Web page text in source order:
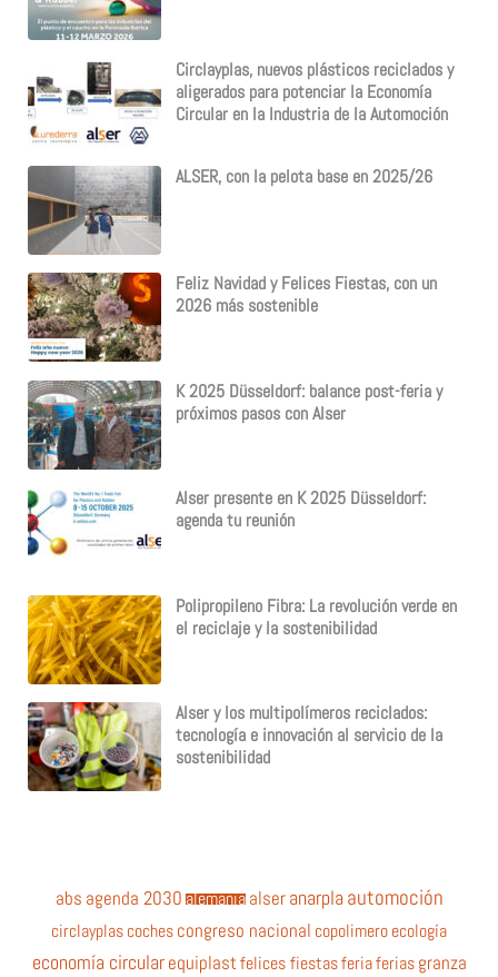
Circlayplas, nuevos plásticos reciclados y
aligerados para potenciar la Economía
Circular en la Industria de la Automoción
ALSER, con la pelota base en 2025/26
Feliz Navidad y Felices Fiestas, con un
2026 más sostenible
K 2025 Düsseldorf: balance post-feria y
próximos pasos con Alser
Alser presente en K 2025 Düsseldorf:
agenda tu reunión
Polipropileno Fibra: La revolución verde en
el reciclaje y la sostenibilidad
Alser y los multipolímeros reciclados:
tecnología e innovación al servicio de la
sostenibilidad
abs agenda 2030alemania alser anarpla automoción
circlayplascochescongreso nacional copolimeroecología
economía circular equiplastfelices fiestasferiaferias granza